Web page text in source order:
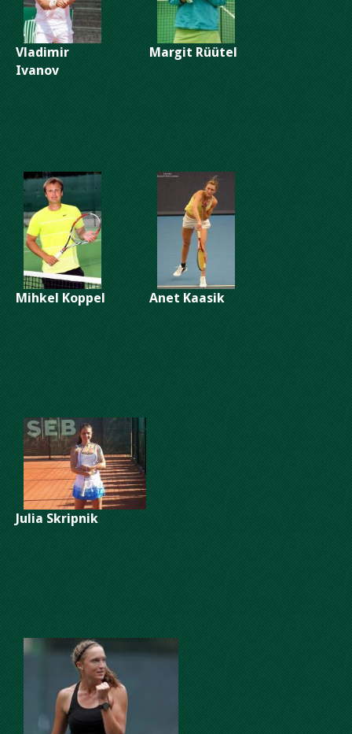
Vladimir
Ivanov
Margit Rüütel
Mihkel Koppel Anet Kaasik
Julia Skripnik